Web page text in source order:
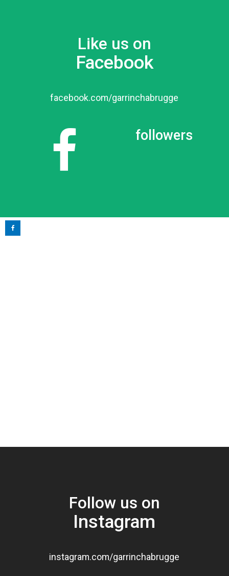
Like us on
Facebook
facebook.com/garrinchabrugge
followers
Follow us on
Instagram
instagram.com/garrinchabrugge